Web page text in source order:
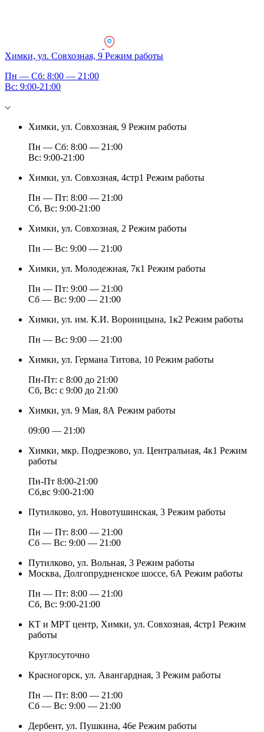
Химки, ул. Совхозная, 9 Режим работы
Пн — Сб: 8:00 — 21:00
Вс: 9:00-21:00
Химки, ул. Совхозная, 9 Режим работы
Пн — Сб: 8:00 — 21:00
Вс: 9:00-21:00
Химки, ул. Совхозная, 4стр1 Режим работы
Пн — Пт: 8:00 — 21:00
Сб, Вс: 9:00-21:00
Химки, ул. Совхозная, 2 Режим работы
Пн — Вс: 9:00 — 21:00
Химки, ул. Молодежная, 7к1 Режим работы
Пн — Пт: 9:00 — 21:00
Cб — Вс: 9:00 — 21:00
Химки, ул. им. К.И. Вороницына, 1к2 Режим работы
Пн — Вс: 9:00 — 21:00
Химки, ул. Германа Титова, 10 Режим работы
Пн-Пт: с 8:00 до 21:00
Сб, Вс: с 9:00 до 21:00
Химки, ул. 9 Мая, 8А Режим работы
09:00 — 21:00
Химки, мкр. Подрезково, ул. Центральная, 4к1 Режим
работы
Пн-Пт 8:00-21:00
Сб,вс 9:00-21:00
Путилково, ул. Новотушинская, 3 Режим работы
Пн — Пт: 8:00 — 21:00
Сб — Вс: 9:00 — 21:00
Путилково, ул. Вольная, 3 Режим работы
Москва, Долгопрудненское шоссе, 6А Режим работы
Пн — Пт: 8:00 — 21:00
Сб, Вс: 9:00-21:00
КТ и МРТ центр, Химки, ул. Совхозная, 4стр1 Режим
работы
Круглосуточно
Красногорск, ул. Авангардная, 3 Режим работы
Пн — Пт: 8:00 — 21:00
Сб — Вс: 9:00 — 21:00
Дербент, ул. Пушкина, 46е Режим работы